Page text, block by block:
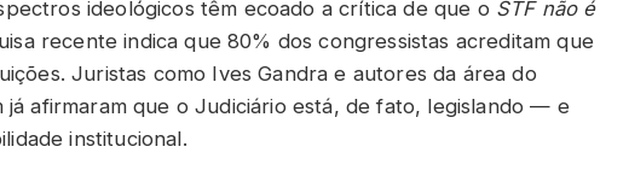
ideológicos têm ecoado a crítica de que o STF não é
recente indica que 80% dos congressistas acreditam que
Juristas como Ives Gandra e autores da área do
afirmaram que o Judiciário está, de fato, legislando — e
institucional.